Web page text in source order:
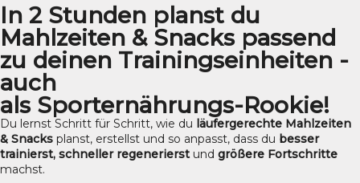
In 2 Stunden planst du
Mahlzeiten & Snacks passend
zu deinen Trainingseinheiten -
auch
als Sporternährungs-Rookie!
Du lernst Schritt für Schritt, wie du läufergerechte Mahlzeiten
& Snacks planst, erstellst und so anpasst, dass du besser
trainierst, schneller regenerierstund größere Fortschritte
machst.